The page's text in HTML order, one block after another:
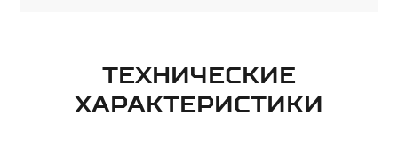
ТЕХНИЧЕСКИЕ
ХАРАКТЕРИСТИКИ